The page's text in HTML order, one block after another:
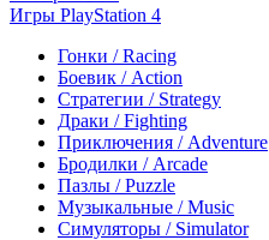
Игры PlayStation 4
Гонки / Racing
Боевик / Action
Стратегии / Strategy
Драки / Fighting
Приключения / Adventure
Бродилки / Arcade
Пазлы / Puzzle
Музыкальные / Music
Симуляторы / Simulator